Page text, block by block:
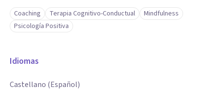
Coaching Terapia Cognitivo-Conductual
Mindfulness
Psicología Positiva
Idiomas
Castellano (Español)